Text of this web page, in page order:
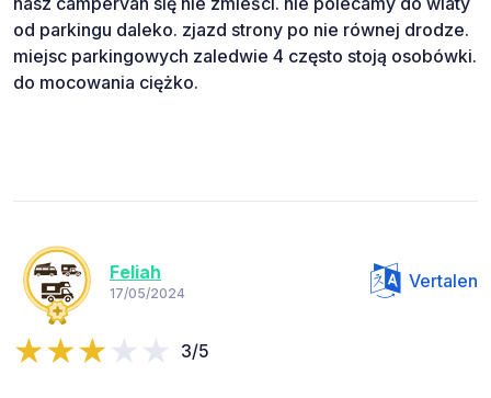
od parkingu daleko. zjazd strony po nie równej drodze.
miejsc parkingowych zaledwie 4 często stoją osobówki.
do mocowania ciężko.
Feliah
17/05/2024
Vertalen
3/5